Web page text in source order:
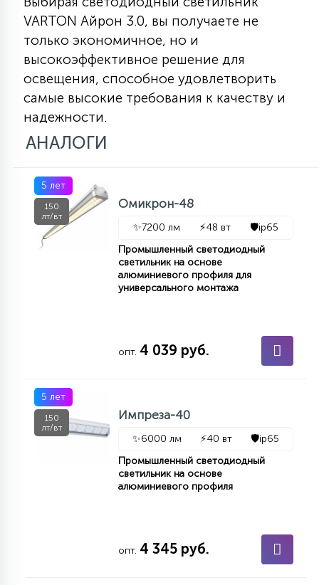
VARTON Айрон 3.0, вы получаете не
только экономичное, но и
высокоэффективное решение для
освещения, способное удовлетворить
самые высокие требования к качеству и
надежности.
АНАЛОГИ
5 лет
150
лт/вт
Омикрон-48
✨7200 лм ⚡48 вт 🛡️ip65
Промышленный светодиодный
светильник на основе
алюминиевого профиля для
универсального монтажа
опт. 4 039 руб.
5 лет
150
лт/вт
Импреза-40
✨6000 лм ⚡40 вт 🛡️ip65
Промышленный светодиодный
светильник на основе
алюминиевого профиля
опт. 4 345 руб.